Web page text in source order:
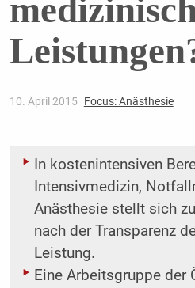
10. April 2015 Focus: Anästhesie
In kostenintensiven
Intensivmedizin,
Anästhesie ­stellt sich
nach der Transparenz
Leistung.
Eine Arbeitsgruppe der